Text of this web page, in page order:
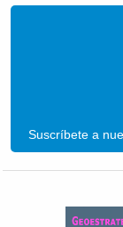
Suscríbete a